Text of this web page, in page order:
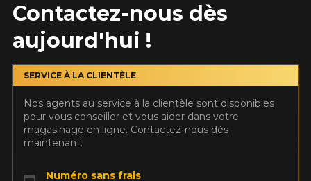
PNEUS
RECHERCHE DE PNEUS VOIR TOUT
Rechercher par
Par dimensions Par véhicule
ROUES
RECHERCHE DE ROUES
ENSEMBLES
PROMOTIONS
Contactez-nous dès
aujourd'hui !
SERVICE À LA CLIENTÈLE
Nos agents au service à la clientèle sont disponibles
pour vous conseiller et vous aider dans votre
magasinage en ligne. Contactez-nous dès
maintenant.
Numéro sans frais